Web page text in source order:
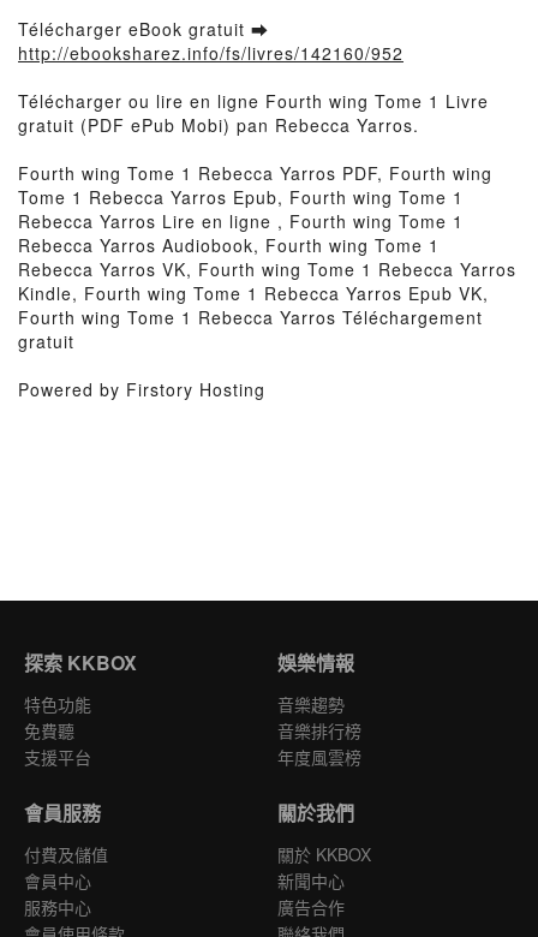
Télécharger eBook gratuit ➡
http://ebooksharez.info/fs/livres/142160/952
Télécharger ou lire en ligne Fourth wing Tome 1 Livre
gratuit (PDF ePub Mobi) pan Rebecca Yarros.
Fourth wing Tome 1 Rebecca Yarros PDF, Fourth wing
Tome 1 Rebecca Yarros Epub, Fourth wing Tome 1
Rebecca Yarros Lire en ligne , Fourth wing Tome 1
Rebecca Yarros Audiobook, Fourth wing Tome 1
Rebecca Yarros VK, Fourth wing Tome 1 Rebecca Yarros
Kindle, Fourth wing Tome 1 Rebecca Yarros Epub VK,
Fourth wing Tome 1 Rebecca Yarros Téléchargement
gratuit
Powered by Firstory Hosting
探索 KKBOX
特色功能
免費聽
支援平台
娛樂情報
音樂趨勢
音樂排行榜
年度風雲榜
會員服務
付費及儲值
會員中心
服務中心
關於我們
關於 KKBOX
新聞中心
廣告合作